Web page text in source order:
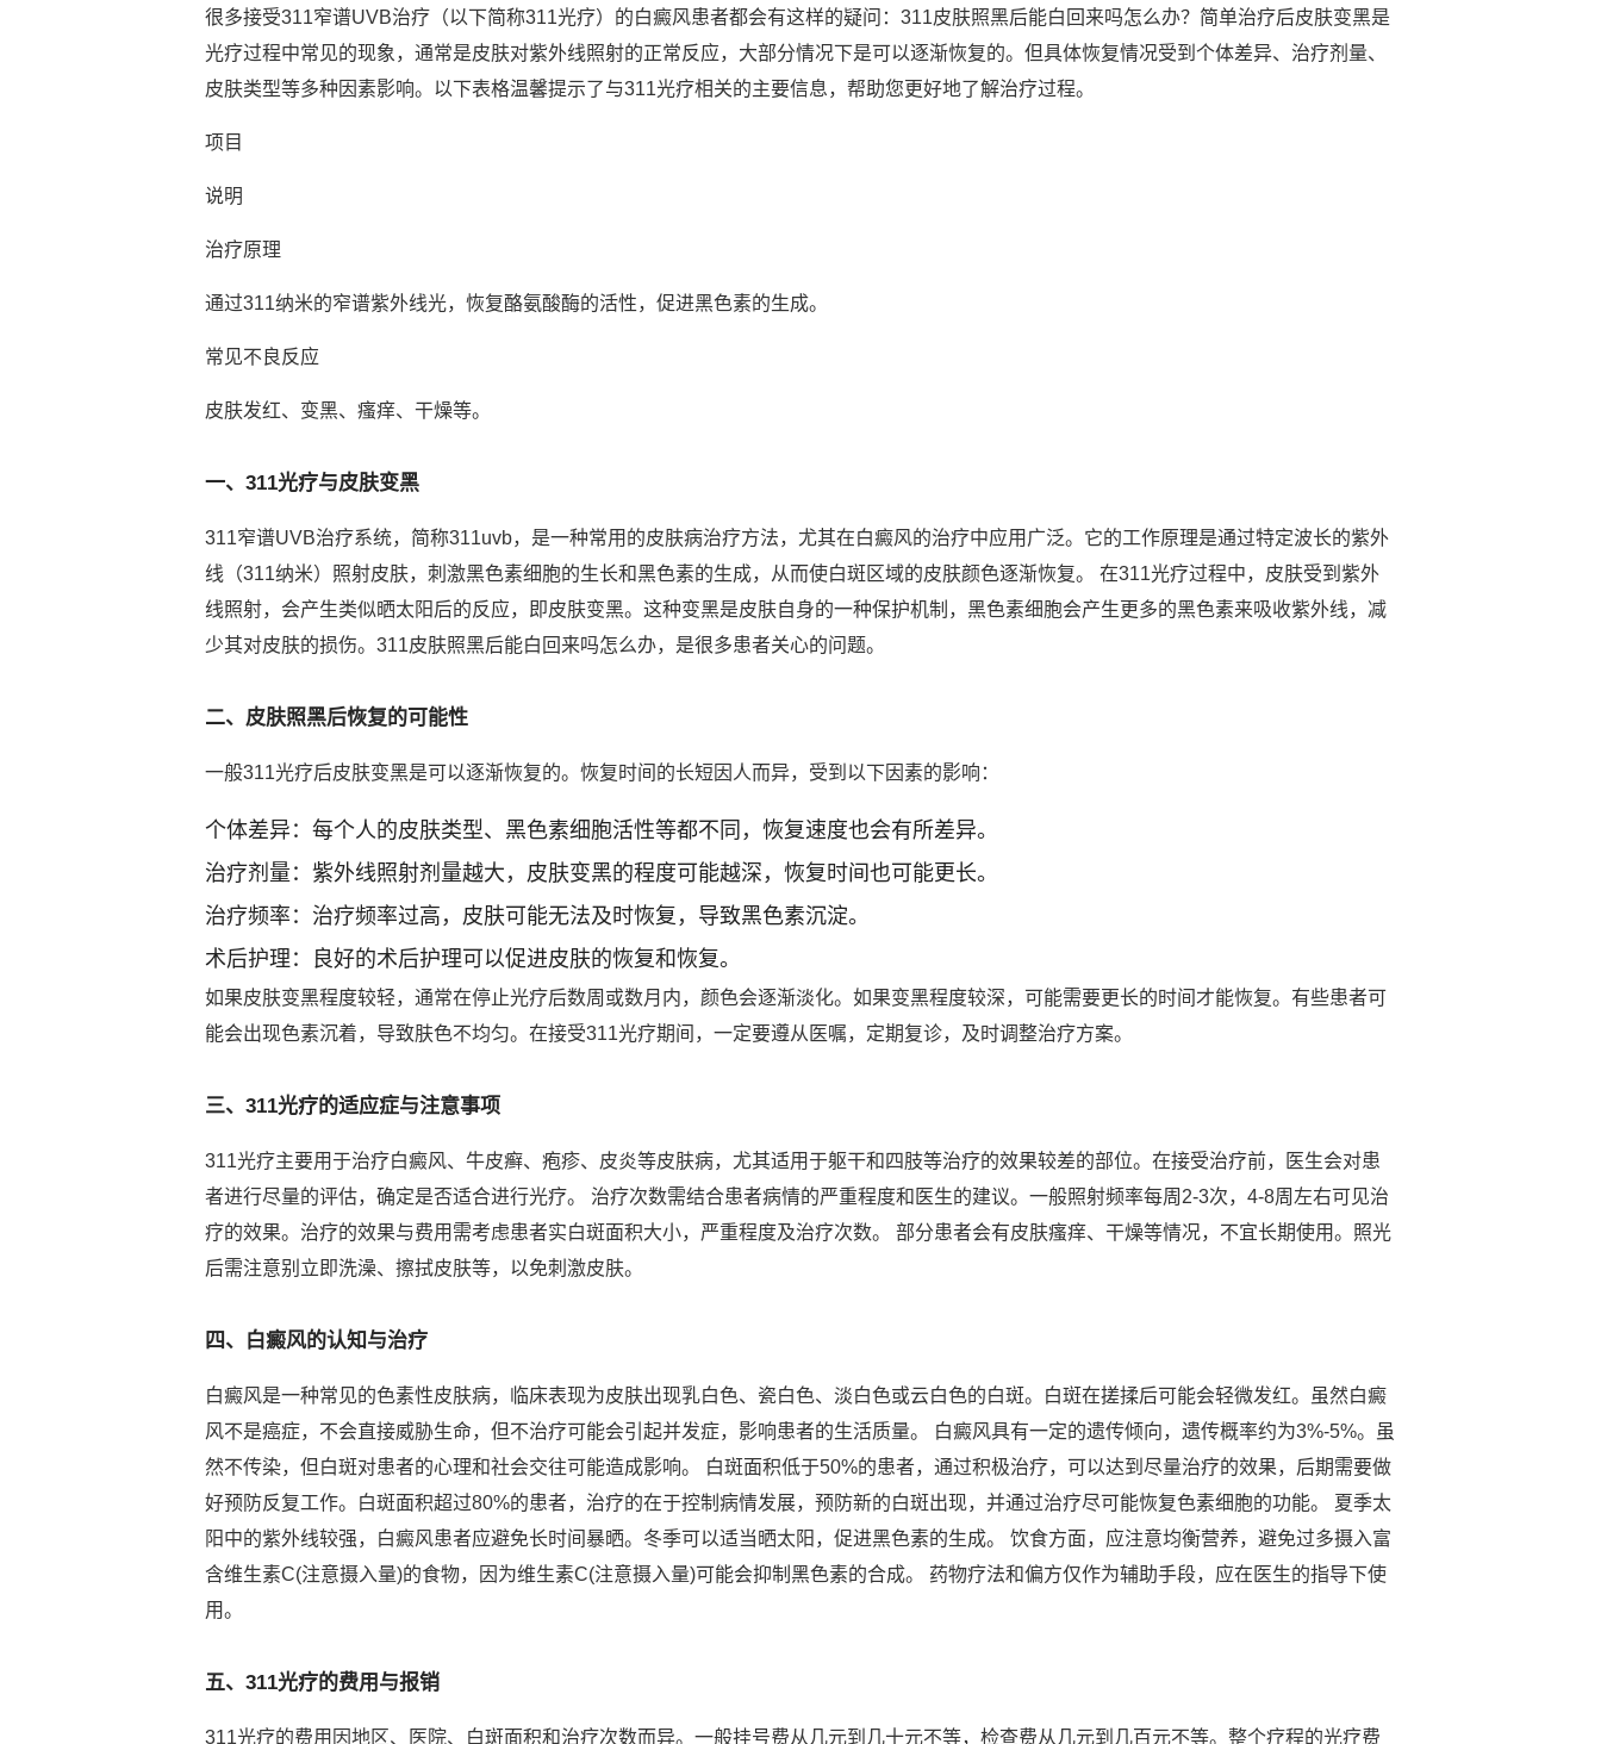
很多接受311窄谱UVB治疗（以下简称311光疗）的白癜风患者都会有这样的疑问：311皮肤照黑后能白回来吗怎么办？简单治疗后皮肤变黑是
光疗过程中常见的现象，通常是皮肤对紫外线照射的正常反应，大部分情况下是可以逐渐恢复的。但具体恢复情况受到个体差异、治疗剂量、
皮肤类型等多种因素影响。以下表格温馨提示了与311光疗相关的主要信息，帮助您更好地了解治疗过程。
项目
说明
治疗原理
通过311纳米的窄谱紫外线光，恢复酪氨酸酶的活性，促进黑色素的生成。
常见不良反应
皮肤发红、变黑、瘙痒、干燥等。
一、311光疗与皮肤变黑
311窄谱UVB治疗系统，简称311uvb，是一种常用的皮肤病治疗方法，尤其在白癜风的治疗中应用广泛。它的工作原理是通过特定波长的紫外
线（311纳米）照射皮肤，刺激黑色素细胞的生长和黑色素的生成，从而使白斑区域的皮肤颜色逐渐恢复。 在311光疗过程中，皮肤受到紫外
线照射，会产生类似晒太阳后的反应，即皮肤变黑。这种变黑是皮肤自身的一种保护机制，黑色素细胞会产生更多的黑色素来吸收紫外线，减
少其对皮肤的损伤。311皮肤照黑后能白回来吗怎么办，是很多患者关心的问题。
二、皮肤照黑后恢复的可能性
一般311光疗后皮肤变黑是可以逐渐恢复的。恢复时间的长短因人而异，受到以下因素的影响：
个体差异：每个人的皮肤类型、黑色素细胞活性等都不同，恢复速度也会有所差异。
治疗剂量：紫外线照射剂量越大，皮肤变黑的程度可能越深，恢复时间也可能更长。
治疗频率：治疗频率过高，皮肤可能无法及时恢复，导致黑色素沉淀。
术后护理：良好的术后护理可以促进皮肤的恢复和恢复。
如果皮肤变黑程度较轻，通常在停止光疗后数周或数月内，颜色会逐渐淡化。如果变黑程度较深，可能需要更长的时间才能恢复。有些患者可
能会出现色素沉着，导致肤色不均匀。在接受311光疗期间，一定要遵从医嘱，定期复诊，及时调整治疗方案。
三、311光疗的适应症与注意事项
311光疗主要用于治疗白癜风、牛皮癣、疱疹、皮炎等皮肤病，尤其适用于躯干和四肢等治疗的效果较差的部位。在接受治疗前，医生会对患
者进行尽量的评估，确定是否适合进行光疗。 治疗次数需结合患者病情的严重程度和医生的建议。一般照射频率每周2-3次，4-8周左右可见治
疗的效果。治疗的效果与费用需考虑患者实白斑面积大小，严重程度及治疗次数。 部分患者会有皮肤瘙痒、干燥等情况，不宜长期使用。照光
后需注意别立即洗澡、擦拭皮肤等，以免刺激皮肤。
四、白癜风的认知与治疗
白癜风是一种常见的色素性皮肤病，临床表现为皮肤出现乳白色、瓷白色、淡白色或云白色的白斑。白斑在搓揉后可能会轻微发红。虽然白癜
风不是癌症，不会直接威胁生命，但不治疗可能会引起并发症，影响患者的生活质量。 白癜风具有一定的遗传倾向，遗传概率约为3%-5%。虽
然不传染，但白斑对患者的心理和社会交往可能造成影响。 白斑面积低于50%的患者，通过积极治疗，可以达到尽量治疗的效果，后期需要做
好预防反复工作。白斑面积超过80%的患者，治疗的在于控制病情发展，预防新的白斑出现，并通过治疗尽可能恢复色素细胞的功能。 夏季太
阳中的紫外线较强，白癜风患者应避免长时间暴晒。冬季可以适当晒太阳，促进黑色素的生成。 饮食方面，应注意均衡营养，避免过多摄入富
含维生素C(注意摄入量)的食物，因为维生素C(注意摄入量)可能会抑制黑色素的合成。 药物疗法和偏方仅作为辅助手段，应在医生的指导下使
用。
五、311光疗的费用与报销
311光疗的费用因地区、医院、白斑面积和治疗次数而异。一般挂号费从几元到几十元不等，检查费从几元到几百元不等。整个疗程的光疗费